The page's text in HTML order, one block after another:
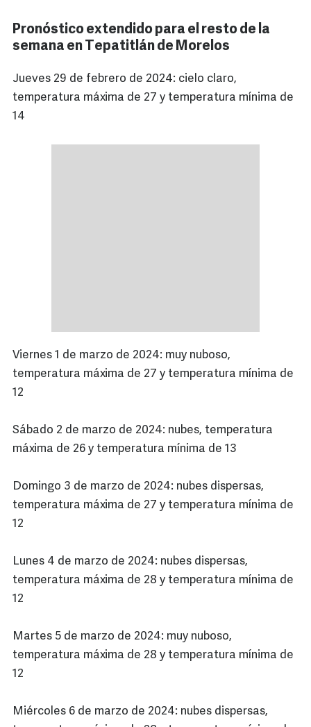
Pronóstico extendido para el resto de la
semana en Tepatitlán de Morelos
Jueves 29 de febrero de 2024: cielo claro,
temperatura máxima de 27 y temperatura mínima de
14
Viernes 1 de marzo de 2024: muy nuboso,
temperatura máxima de 27 y temperatura mínima de
12
Sábado 2 de marzo de 2024: nubes, temperatura
máxima de 26 y temperatura mínima de 13
Domingo 3 de marzo de 2024: nubes dispersas,
temperatura máxima de 27 y temperatura mínima de
12
Lunes 4 de marzo de 2024: nubes dispersas,
temperatura máxima de 28 y temperatura mínima de
12
Martes 5 de marzo de 2024: muy nuboso,
temperatura máxima de 28 y temperatura mínima de
12
Miércoles 6 de marzo de 2024: nubes dispersas,